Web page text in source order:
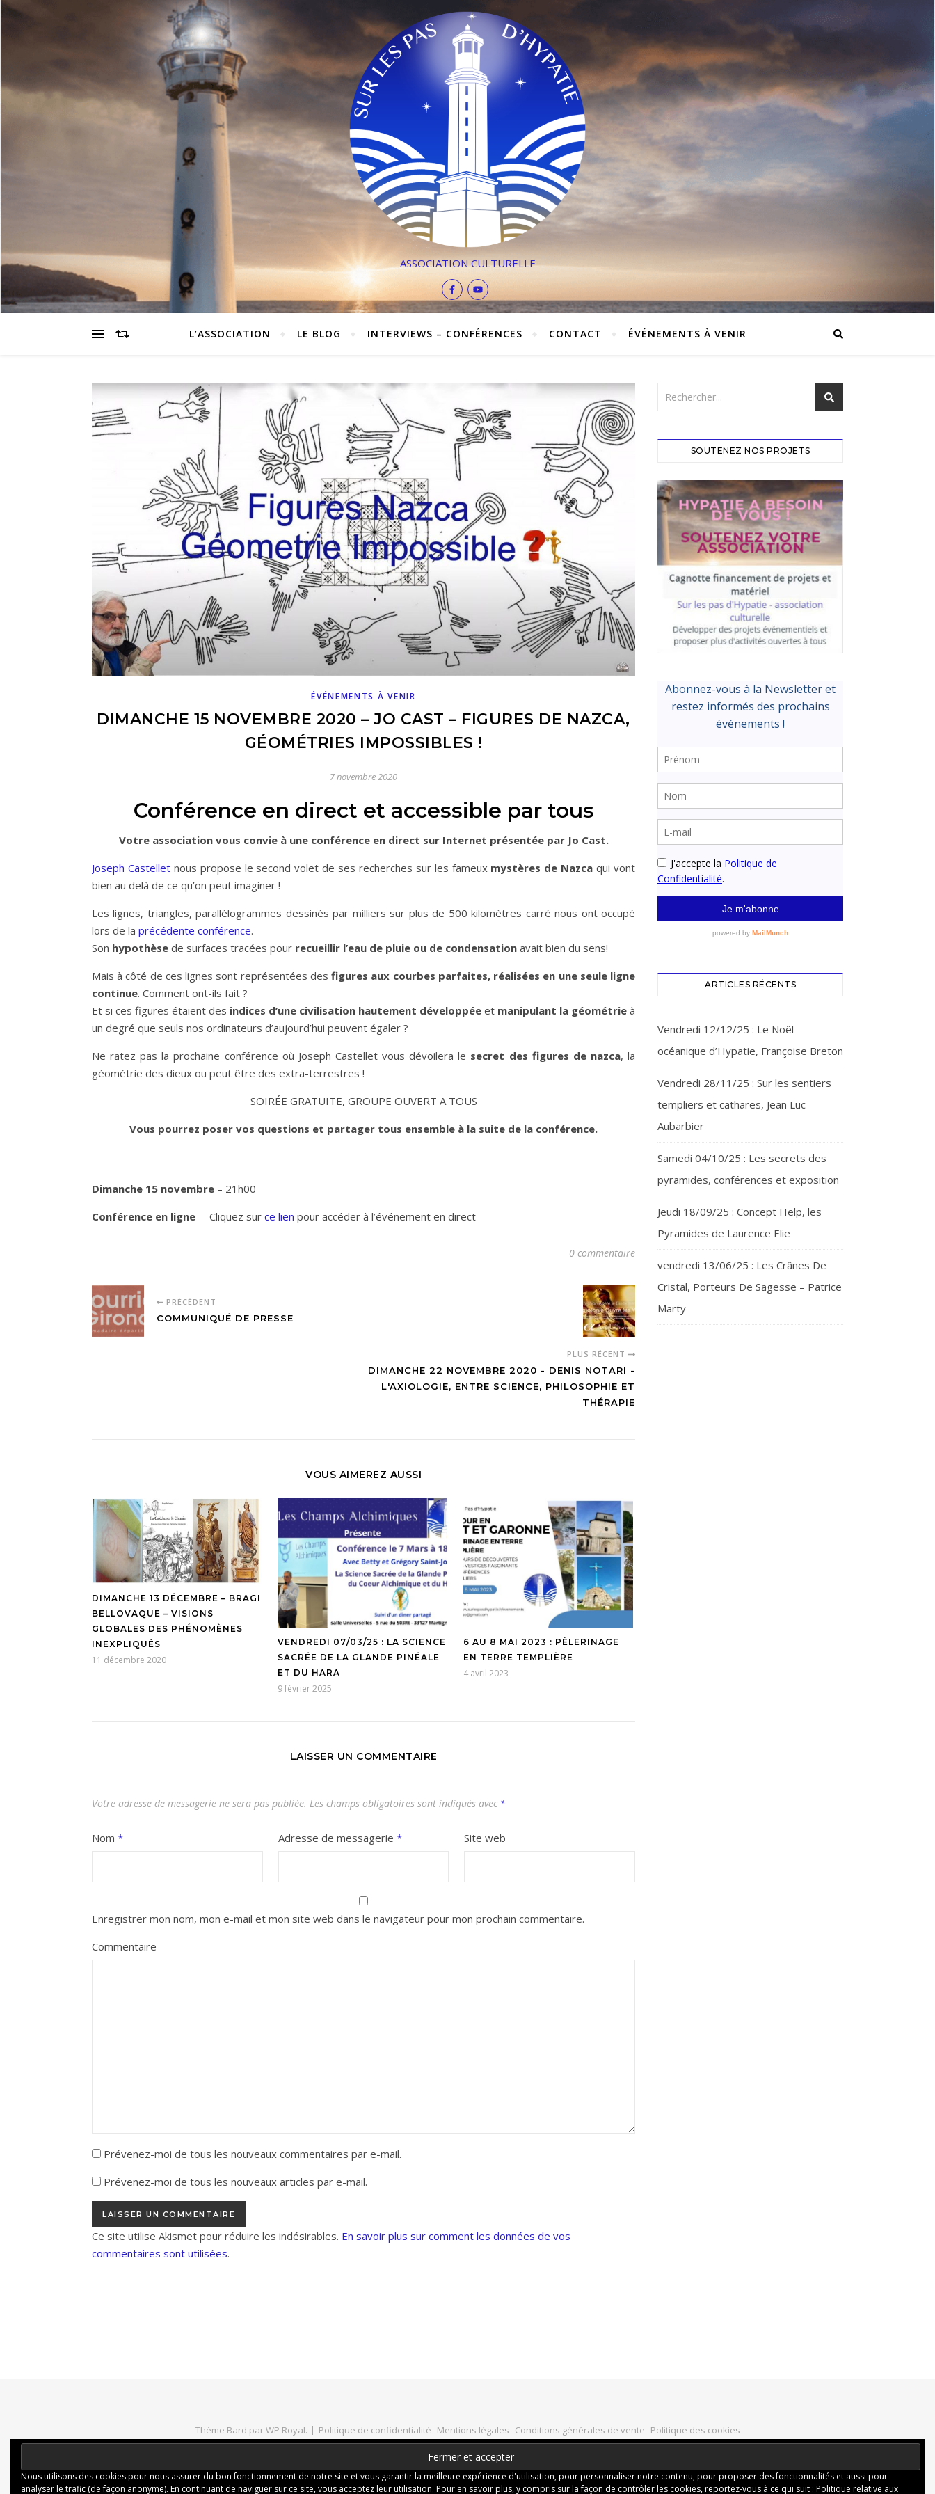
ASSOCIATION CULTURELLE
L’ASSOCIATION LE BLOG INTERVIEWS – CONFÉRENCES CONTACT ÉVÉNEMENTS À VENIR
ÉVÉNEMENTS À VENIR
DIMANCHE 15 NOVEMBRE 2020 – JO CAST – FIGURES DE NAZCA,
GÉOMÉTRIES IMPOSSIBLES !
7 novembre 2020
Conférence en direct et accessible par tous
Votre association vous convie à une conférence en direct sur Internet présentée par Jo Cast.
Joseph Castelletnous propose le second volet de ses recherches sur les fameux mystères de Nazca qui vont
bien au delà de ce qu’on peut imaginer !
Les lignes, triangles, parallélogrammes dessinés par milliers sur plus de 500 kilomètres carré nous ont occupé
lors de la précédente conférence.
Son hypothèse de surfaces tracées pour recueillir l’eau de pluie ou de condensation avait bien du sens!
Mais à côté de ces lignes sont représentées desfigures aux courbes parfaites, réalisées en une seule ligne
continue. Comment ont-ils fait ?
Et si ces figures étaient des indices d’une civilisation hautement développée et manipulant la géométrie à
un degré que seuls nos ordinateurs d’aujourd’hui peuvent égaler ?
Ne ratez pas la prochaine conférence où Joseph Castellet vous dévoilera le secret des figures de nazca, la
géométrie des dieux ou peut être des extra-terrestres !
SOIRÉE GRATUITE, GROUPE OUVERT A TOUS
Vous pourrez poser vos questions et partager tous ensemble à la suite de la conférence.
Dimanche 15 novembre – 21h00
Conférence en ligne – Cliquez sur ce lien pour accéder à l’événement en direct
0 commentaire
PRÉCÉDENT
COMMUNIQUÉ DE PRESSE
PLUS RÉCENT
DIMANCHE 22 NOVEMBRE 2020 - DENIS NOTARI -
L'AXIOLOGIE, ENTRE SCIENCE, PHILOSOPHIE ET
THÉRAPIE
VOUS AIMEREZ AUSSI
DIMANCHE 13 DÉCEMBRE – BRAGI
BELLOVAQUE – VISIONS
GLOBALES DES PHÉNOMÈNES
INEXPLIQUÉS
11 décembre 2020
VENDREDI 07/03/25 : LA SCIENCE
SACRÉE DE LA GLANDE PINÉALE
ET DU HARA
9 février 2025
6 AU 8 MAI 2023 : PÈLERINAGE
EN TERRE TEMPLIÈRE
4 avril 2023
LAISSER UN COMMENTAIRE
Votre adresse de messagerie ne sera pas publiée. Les champs obligatoires sont indiqués avec *
Nom * Adresse de messagerie * Site web
Enregistrer mon nom, mon e-mail et mon site web dans le navigateur pour mon prochain commentaire.
Commentaire
Prévenez-moi de tous les nouveaux commentaires par e-mail.
Prévenez-moi de tous les nouveaux articles par e-mail.
Ce site utilise Akismet pour réduire les indésirables. En savoir plus sur comment les données de vos
commentaires sont utilisées.
SOUTENEZ NOS PROJETS
ARTICLES RÉCENTS
Vendredi 12/12/25 : Le Noël
océanique d’Hypatie, Françoise Breton
Vendredi 28/11/25 : Sur les sentiers
templiers et cathares, Jean Luc
Aubarbier
Samedi 04/10/25 : Les secrets des
pyramides, conférences et exposition
Jeudi 18/09/25 : Concept Help, les
Pyramides de Laurence Elie
vendredi 13/06/25 : Les Crânes De
Cristal, Porteurs De Sagesse – Patrice
Marty
Thème Bard parWP Royal. Politique de confidentialité Mentions légales Conditions générales de vente Politique des cookies
HAUT DE PAGE
Nous utilisons des cookies pour nous assurer du bon fonctionnement de notre site et vous garantir la meilleure expérience d'utilisation, pour personnaliser notre contenu, pour proposer des fonctionnalités et aussi pour
analyser le trafic (de façon anonyme). En continuant de naviguer sur ce site, vous acceptez leur utilisation. Pour en savoir plus, y compris sur la façon de contrôler les cookies, reportez-vous à ce qui suit : Politique relative aux